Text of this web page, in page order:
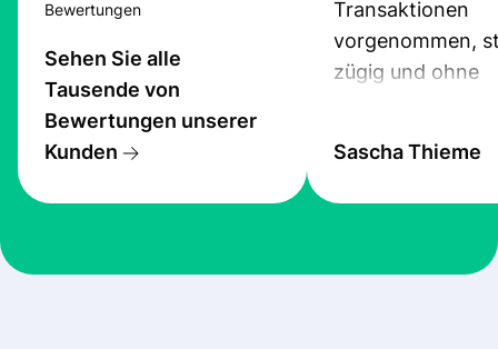
Bewertungen
Sehen Sie alle
Tausende von
Bewertungen unserer
Kunden
Transaktionen
vorgenommen,
zügig und ohne
Sascha Thieme